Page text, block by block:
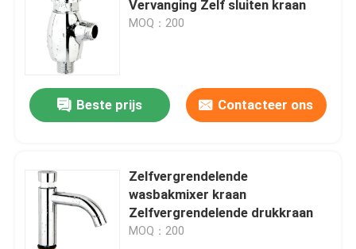
Vervanging Zelf sluiten kraan
MOQ：200
Beste prijs Contacteer ons
Zelfvergrendelende
wasbakmixer kraan
Zelfvergrendelende drukkraan
MOQ：200